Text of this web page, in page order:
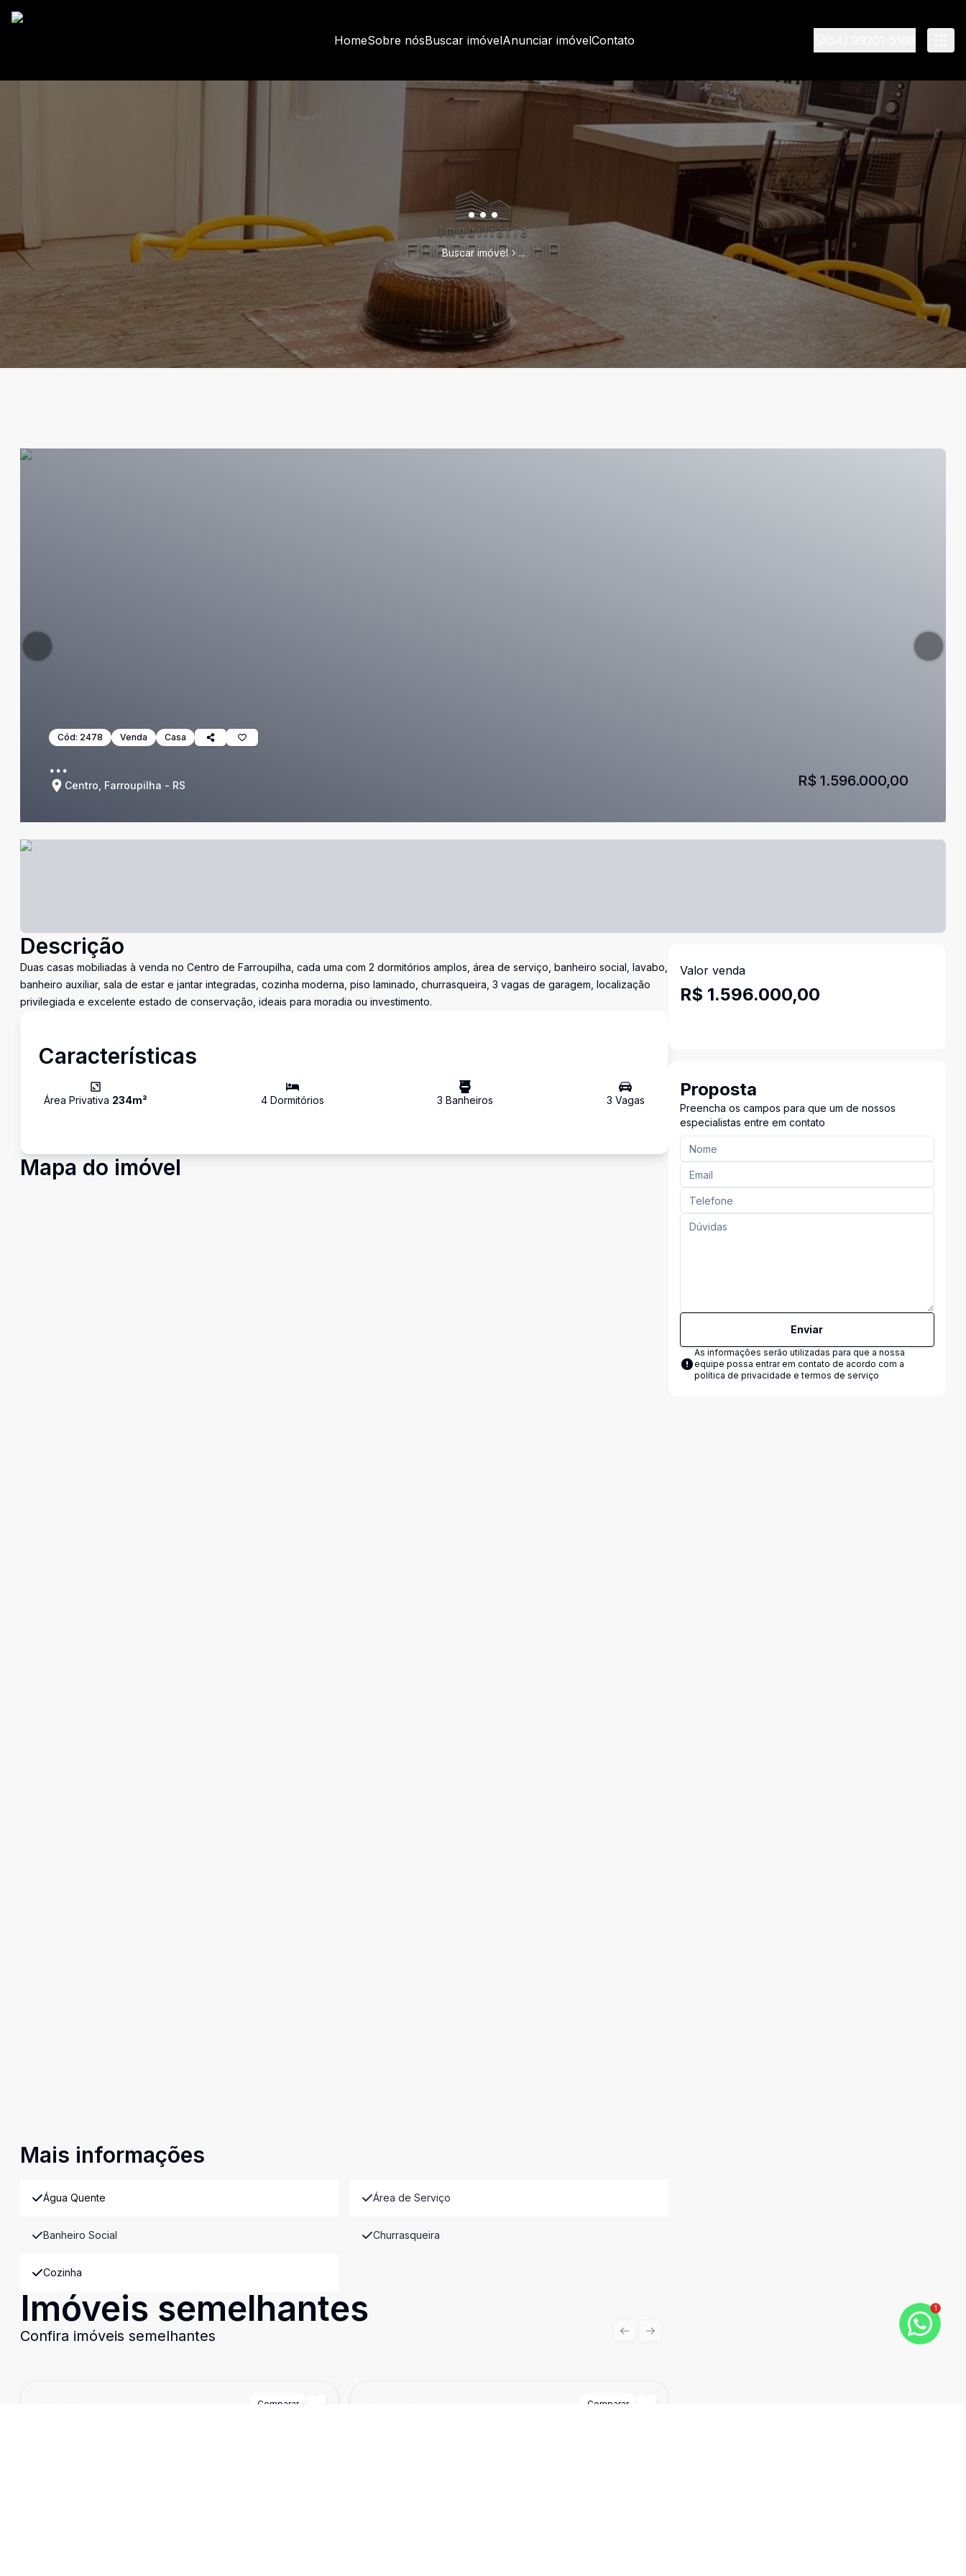
HomeSobre nósBuscar imóvelAnunciar imóvelContato
...
Buscar imóvel ...
Cód: 2478 Venda Casa
...
Centro, Farroupilha - RS R$ 1.596.000,00
Descrição
Duas casas mobiliadas à venda no Centro de Farroupilha, cada uma com 2 dormitórios amplos, área de serviço, banheiro social, lavabo,
banheiro auxiliar, sala de estar e jantar integradas, cozinha moderna, piso laminado, churrasqueira, 3 vagas de garagem, localização
privilegiada e excelente estado de conservação, ideais para moradia ou investimento.
Características
Área Privativa 234m² 4Dormitórios 3 Banheiros 3 Vagas
Mapa do imóvel
Mais informações
Água Quente Área de Serviço
Banheiro Social Churrasqueira
Cozinha
Imóveis semelhantes
Confira imóveis semelhantes
Comparar Comparar
Previous slide
Next slide
Valor venda
R$ 1.596.000,00
Proposta
Preencha os campos para que um de nossos
especialistas entre em contato
Enviar
As informações serão utilizadas para que a nossa
equipe possa entrar em contato de acordo com a
política de privacidade e termos de serviço
1